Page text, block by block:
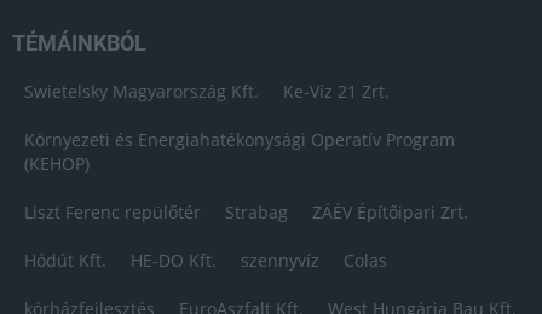
TÉMÁINKBÓL
Swietelsky Magyarország Kft. Ke-Víz 21 Zrt.
Környezeti és Energiahatékonysági Operatív Program
(KEHOP)
Liszt Ferenc repülőtér Strabag ZÁÉV Építőipari Zrt.
Hódút Kft. HE-DO Kft. szennyvíz Colas
kórházfejlesztés EuroAszfalt Kft. West Hungária Bau Kft.